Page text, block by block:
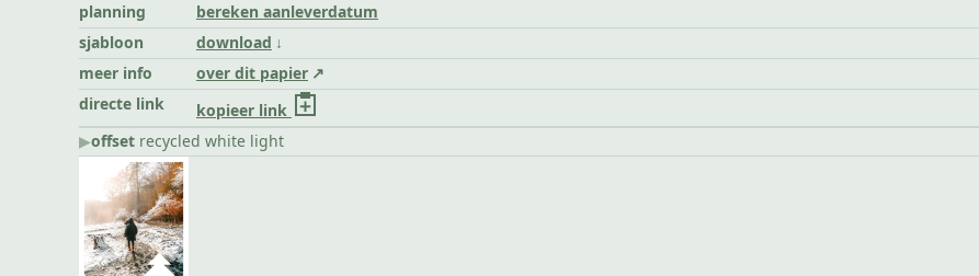
planning
bereken aanleverdatum
sjabloon
download
meer info
over dit papier
directe link
kopieer link
▶︎offset recycled white light